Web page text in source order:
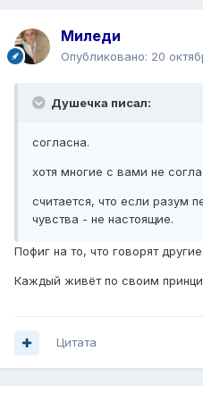
Миледи
Опубликовано: 20
Душечка писал:
согласна.
хотя многие с вами не
считается, что если разум
чувства - не настоящие.
Пофиг на то, что говорят другие.
Каждый живёт по своим
Цитата